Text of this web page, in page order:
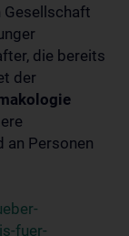
Gesellschaft
die bereits
der
an Personen
fuer-